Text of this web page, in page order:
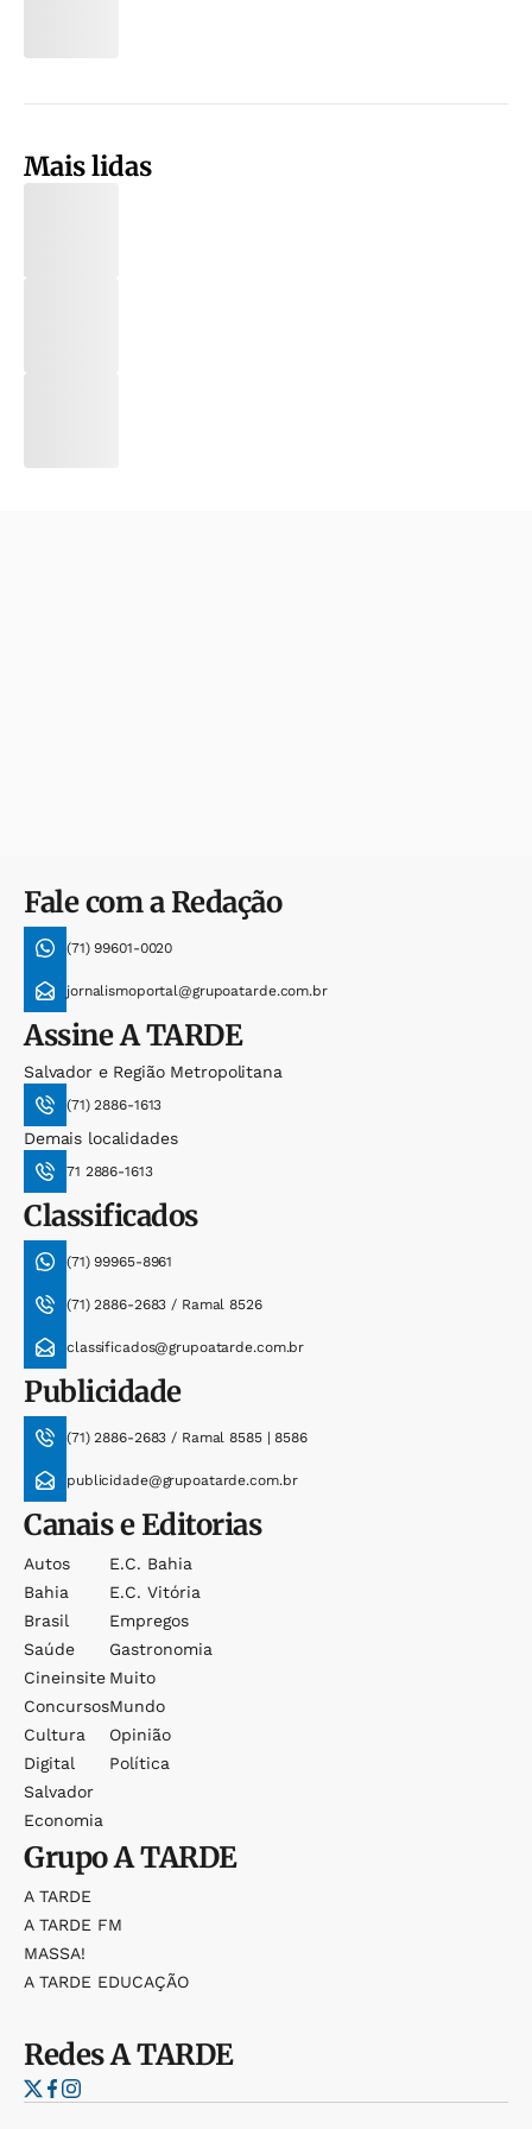
Mais lidas
Fale com a Redação
(71) 99601-0020
jornalismoportal@grupoatarde.com.br
AssineA TARDE
Salvador e Região Metropolitana
(71) 2886-1613
Demais localidades
71 2886-1613
Classificados
(71) 99965-8961
(71) 2886-2683 / Ramal 8526
classificados@grupoatarde.com.br
Publicidade
(71) 2886-2683 / Ramal 8585 | 8586
publicidade@grupoatarde.com.br
Canais e Editorias
Autos
Bahia
Brasil
Saúde
Cineinsite
Concursos
Cultura
Digital
Salvador
Economia
E.c. Bahia
E.c. Vitória
Empregos
Gastronomia
Muito
Mundo
Opinião
Política
GrupoA TARDE
A TARDE
A TARDE FM
MASSA!
A TARDE EDUCAÇÃO
RedesA TARDE